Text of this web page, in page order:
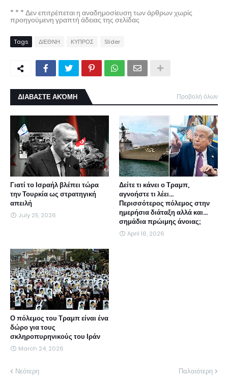
* * * Δεν επιτρέπεται η αναδημοσίευση των άρθρων χωρίς
προηγούμενη γραπτή άδειας της σελίδας
Tags ΔΙΕΘΝΗ ΚΥΠΡΟΣ Slider
ΔΙΑΒΑΣΤΕ ΑΚΌΜΗ Προβολή όλων
Γιατί το Ισραήλ βλέπει τώρα
την Τουρκία ως στρατηγική
απειλή
July 25, 2026
Δείτε τι κάνει ο Τραμπ,
αγνοήστε τι λέει...
Περισσότερος πόλεμος στην
ημερήσια διάταξη αλλά και...
σημάδια πρώιμης άνοιας;
April 16, 2026
Ο πόλεμος του Τραμπ είναι ένα
δώρο για τους
σκληροπυρηνικούς του Ιράν
March 24, 2026
Νεότερη Παλαιότερη